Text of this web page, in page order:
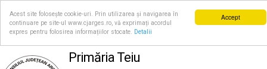
Accept
Acest site folosește cookie-uri. Prin utilizarea și navigarea în
continuare pe site-ul www.cjarges.ro, vă exprimați acordul
expres pentru folosirea informațiilor stocate.
Detalii
Primăria Teiu